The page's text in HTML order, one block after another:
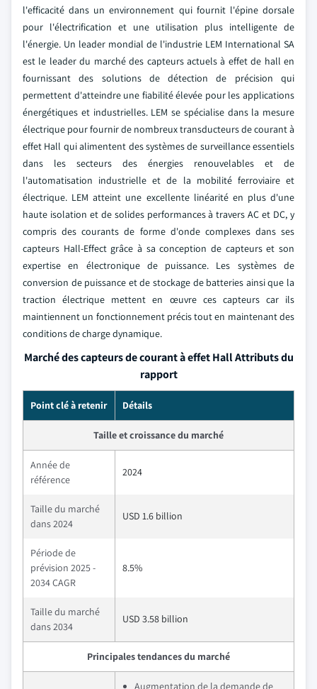
l'efficacité dans un environnement qui fournit l'épine dorsale
pour l'électrification et une utilisation plus intelligente de
l'énergie. Un leader mondial de l'industrie LEM International SA
est le leader du marché des capteurs actuels à effet de hall en
fournissant des solutions de détection de précision qui
permettent d'atteindre une fiabilité élevée pour les applications
énergétiques et industrielles. LEM se spécialise dans la mesure
électrique pour fournir de nombreux transducteurs de courant à
effet Hall qui alimentent des systèmes de surveillance essentiels
dans les secteurs des énergies renouvelables et de
l'automatisation industrielle et de la mobilité ferroviaire et
électrique. LEM atteint une excellente linéarité en plus d'une
haute isolation et de solides performances à travers AC et DC, y
compris des courants de forme d'onde complexes dans ses
capteurs Hall-Effect grâce à sa conception de capteurs et son
expertise en électronique de puissance. Les systèmes de
conversion de puissance et de stockage de batteries ainsi que la
traction électrique mettent en œuvre ces capteurs car ils
maintiennent un fonctionnement précis tout en maintenant des
conditions de charge dynamique.
Marché des capteurs de courant à effet Hall Attributs du
rapport
Point clé à retenir Détails
Taille et croissance du marché
Année de
référence
2024
Taille du marché
dans 2024
USD 1.6 billion
Période de
prévision 2025 -
2034 CAGR
8.5%
Taille du marché
dans 2034
USD 3.58 billion
Principales tendances du marché
Augmentation de la demande de